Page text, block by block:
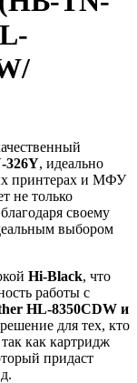
326Y, идеально
принтерах и МФУ
не только
своему
выбором
Hi-Black, что
работы с
HL-8350CDW и
для тех, кто
как картридж
придаст